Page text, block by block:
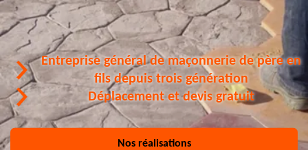
Entreprise général de maçonnerie de père en
fils depuis trois génération
Déplacement et devis gratuit
Nos réalisations